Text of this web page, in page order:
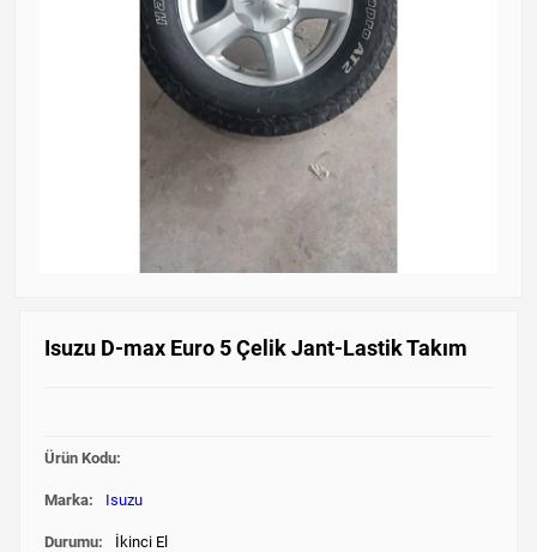
Isuzu D-max Euro 5 Çelik Jant-Lastik Takım
Ürün Kodu:
Marka: Isuzu
Durumu: İkinci El